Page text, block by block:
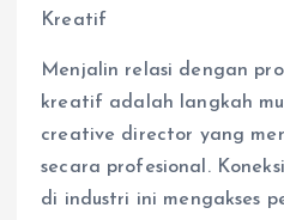
Kreatif
Menjalin relasi dengan
kreatif adalah langkah
creative director yang
secara profesional.
di industri ini mengakses